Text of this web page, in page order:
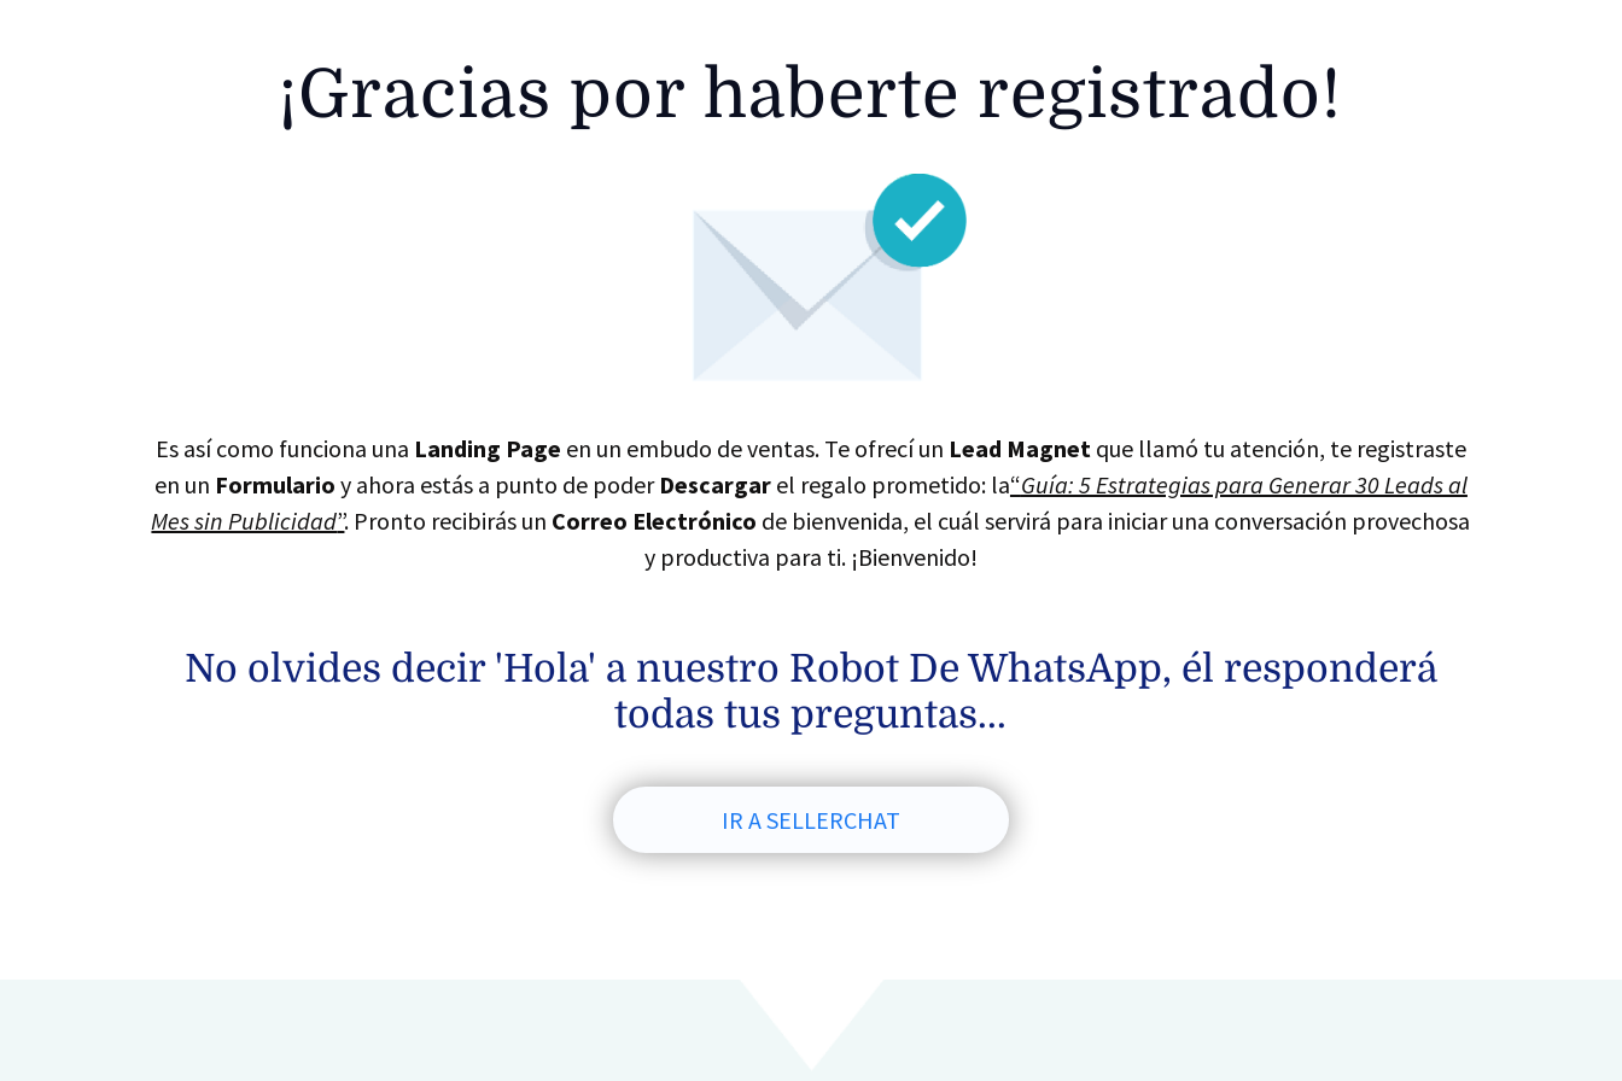
¡Gracias por haberte registrado!
Es así como funciona una Landing Page en un embudo de ventas. Te ofrecí un Lead Magnet que llamó tu atención, te registraste
en un Formulario y ahora estás a punto de poder Descargarel regalo prometido: la“Guía: 5 Estrategias para Generar 30 Leads al
Mes sin Publicidad”. Pronto recibirás un Correo Electrónico de bienvenida, el cuál servirá para iniciar una conversación provechosa
y productiva para ti. ¡Bienvenido!
No olvides decir 'Hola' a nuestro Robot De WhatsApp, él responderá
todas tus preguntas...
IR A SELLERCHAT